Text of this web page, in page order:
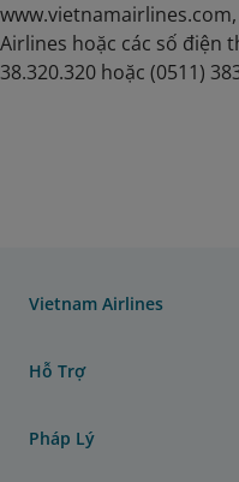
Airlines hoặc các số điện
38.320.320 hoặc (0511)
Vietnam Airlines
Hỗ Trợ
Pháp Lý